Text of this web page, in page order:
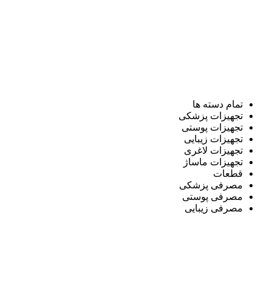
تمام دسته ها
تجهیزات پزشکی
تجهیزات پوستی
تجهیزات زیبایی
تجهیزات لاغری
تجهیزات ماساژ
قطعات
مصرفی پزشکی
مصرفی پوستی
مصرفی زیبایی